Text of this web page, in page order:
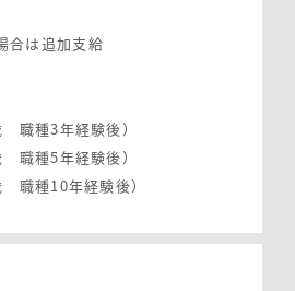
合は追加支給
職種3年経験後）
職種5年経験後）
職種10年経験後）